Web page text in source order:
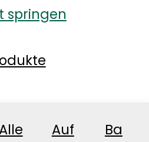
springen
Alle
Auf
Ba